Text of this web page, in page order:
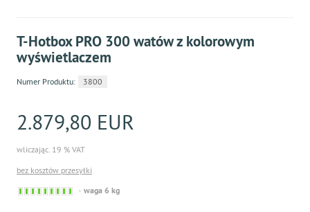
T-Hotbox PRO 300 watów z kolorowym
wyświetlaczem
Numer Produktu: 3800
2.879,80 EUR
wliczając. 19 % VAT
bez kosztów przesyłki
Sofort versandfähig, ausreichende Stückzahl
waga 6 kg